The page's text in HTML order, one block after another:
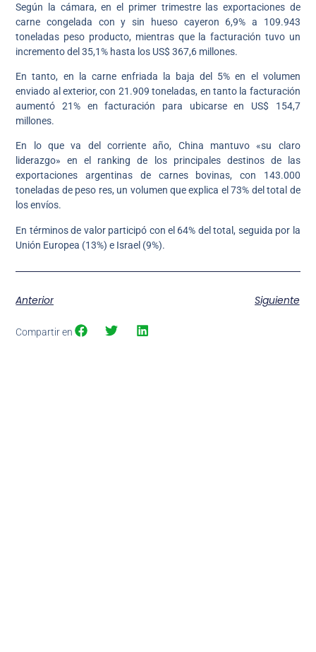
Según la cámara, en el primer trimestre las exportaciones de
carne congelada con y sin hueso cayeron 6,9% a 109.943
toneladas peso producto, mientras que la facturación tuvo un
incremento del 35,1% hasta los US$ 367,6 millones.
En tanto, en la carne enfriada la baja del 5% en el volumen
enviado al exterior, con 21.909 toneladas, en tanto la facturación
aumentó 21% en facturación para ubicarse en US$ 154,7
millones.
En lo que va del corriente año, China mantuvo «su claro
liderazgo» en el ranking de los principales destinos de las
exportaciones argentinas de carnes bovinas, con 143.000
toneladas de peso res, un volumen que explica el 73% del total de
los envíos.
En términos de valor participó con el 64% del total, seguida por la
Unión Europea (13%) e Israel (9%).
Anterior Siguiente
Compartir en